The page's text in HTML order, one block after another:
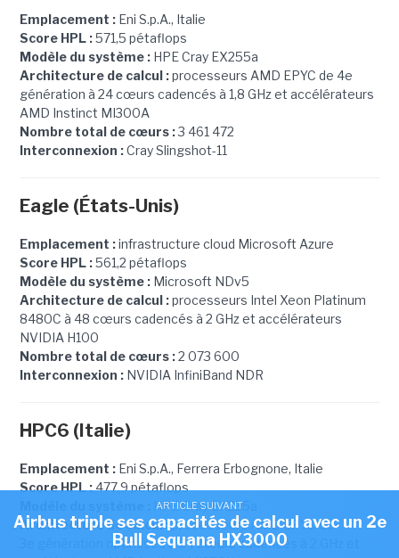
Emplacement :Eni S.p.A., Italie
Score HPL :571,5 pétaflops
Modèle du système :HPE Cray EX255a
Architecture de calcul :processeurs AMD EPYC de 4e
génération à 24 cœurs cadencés à 1,8 GHz et accélérateurs
AMD Instinct MI300A
Nombre total de cœurs :3 461 472
Interconnexion :Cray Slingshot-11
Eagle (États-Unis)
Emplacement :infrastructure cloud Microsoft Azure
Score HPL :561,2 pétaflops
Modèle du système :Microsoft NDv5
Architecture de calcul :processeurs Intel Xeon Platinum
8480C à 48 cœurs cadencés à 2 GHz et accélérateurs
NVIDIA H100
Nombre total de cœurs :2 073 600
Interconnexion :NVIDIA InfiniBand NDR
HPC6 (Italie)
Emplacement :Eni S.p.A., Ferrera Erbognone, Italie
Score HPL :477,9 pétaflops
HPE Cray EX235a
Architecture de calcul : processeurs AMD EPYC de
3e génération optimisés à 64 cœurs cadencés à 2 GHz et
ARTICLE SUIVANT
Airbus triple ses capacités de calcul avec un 2e
Bull Sequana HX3000